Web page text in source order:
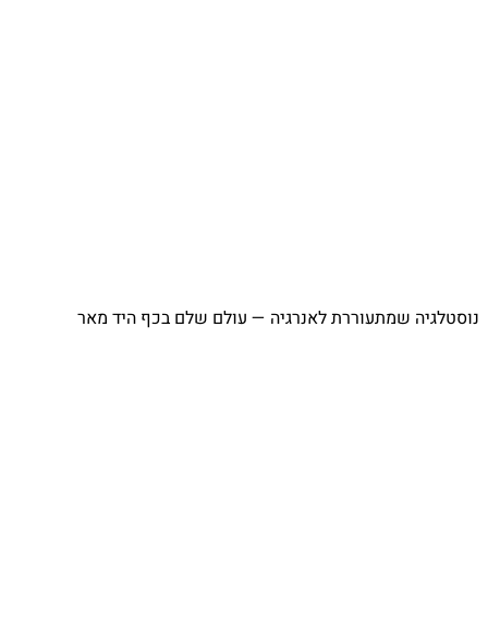
⁨ נוסטלגיה שמתעוררת לאנרגיה — עולם שלם בכף היד מאר